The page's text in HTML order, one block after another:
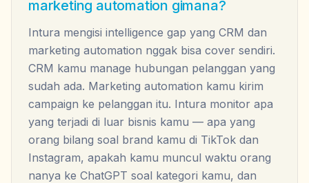
marketing automation gimana?
Intura mengisi intelligence gap yang CRM dan
marketing automation nggak bisa cover sendiri.
CRM kamu manage hubungan pelanggan yang
sudah ada. Marketing automation kamu kirim
campaign ke pelanggan itu. Intura monitor apa
yang terjadi di luar bisnis kamu — apa yang
orang bilang soal brand kamu di TikTok dan
Instagram, apakah kamu muncul waktu orang
nanya ke ChatGPT soal kategori kamu, dan